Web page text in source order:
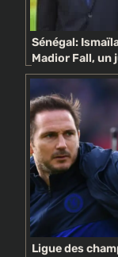
Sénégal:
Madior Fall, un
pyromane
controversé au
service du
Ligue des